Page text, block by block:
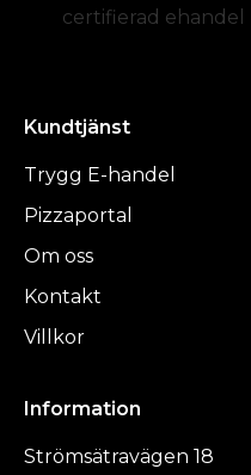
certifierad ehandel
Kundtjänst
Trygg E-handel
Pizzaportal
Om oss
Kontakt
Villkor
Information
Strömsätravägen 18